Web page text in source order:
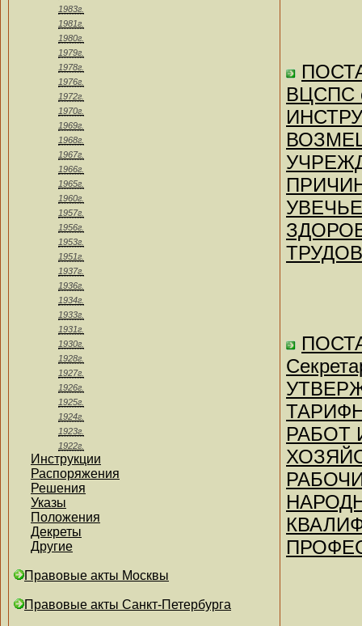
1983г.
1981г.
1980г.
1979г.
1978г.
1976г.
1972г.
1970г.
1969г.
1968г.
1967г.
1966г.
1965г.
1960г.
1957г.
1956г.
1953г.
1951г.
1937г.
1936г.
1934г.
1933г.
1931г.
1930г.
1928г.
1927г.
1926г.
1925г.
1924г.
1923г.
1922г.
Инструкции
Распоряжения
Решения
Указы
Положения
Декреты
Другие
Правовые акты Москвы
Правовые акты Санкт-Петербурга
ВЦСПС
РАБОТ